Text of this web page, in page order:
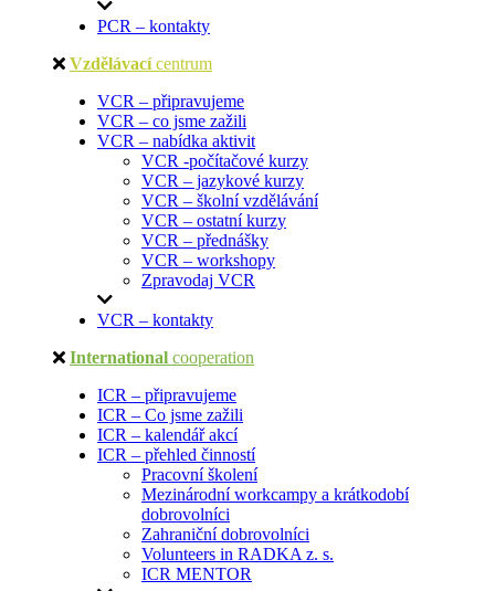
PCR – kontakty
Vzdělávací centrum
VCR – připravujeme
VCR – co jsme zažili
VCR – nabídka aktivit
VCR -počítačové kurzy
VCR – jazykové kurzy
VCR – školní vzdělávání
VCR – ostatní kurzy
VCR – přednášky
VCR – workshopy
Zpravodaj VCR
VCR – kontakty
International cooperation
ICR – připravujeme
ICR – Co jsme zažili
ICR – kalendář akcí
ICR – přehled činností
Pracovní školení
Mezinárodní workcampy a krátkodobí
dobrovolníci
Zahraniční dobrovolníci
Volunteers in RADKA z. s.
ICR MENTOR